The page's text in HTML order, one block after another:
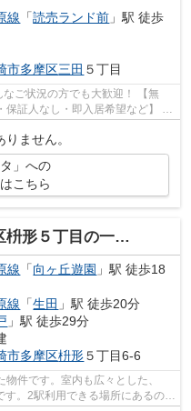
線 「読売ランド前 」駅 徒歩
市多摩区三田 ５丁目
ご状況の方でも大歓迎！ 【無
証人なし・即入居希望など】 ネ
...
ません。
」への
こちら
丁目の一棟アパート
線 「向ヶ丘遊園 」駅 徒歩18
線 「生田 」駅 徒歩20分
」駅 徒歩29分
市多摩区枡形５丁目6-6
件です。室内も広々とした、
。2駅利用できる場所にあるので